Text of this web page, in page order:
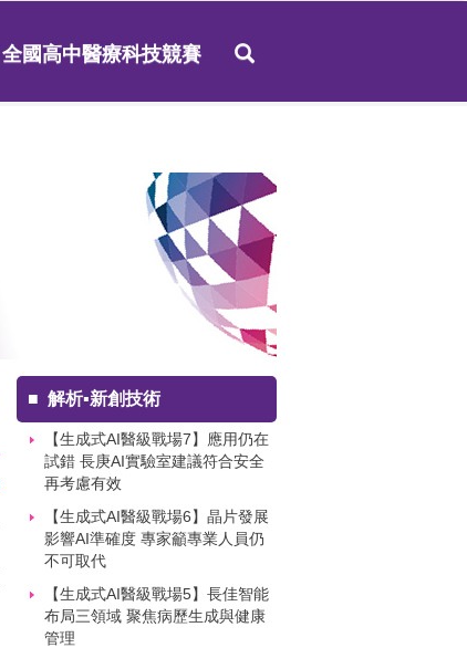
全國高中醫療科技競賽
■ 解析▪新創技術
【生成式AI醫級戰場7】應用仍在
試錯 長庚AI實驗室建議符合安全
再考慮有效
【生成式AI醫級戰場6】晶片發展
影響AI準確度 專家籲專業人員仍
不可取代
【生成式AI醫級戰場5】長佳智能
布局三領域 聚焦病歷生成與健康
管理